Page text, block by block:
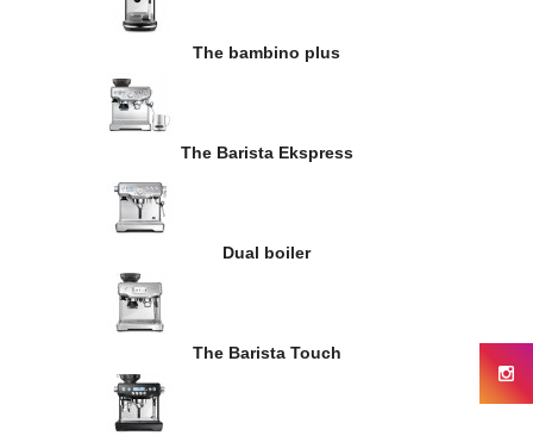
The bambino plus
The Barista Ekspress
Dual boiler
The Barista Touch